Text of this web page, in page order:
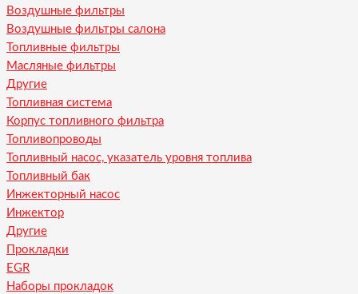
Воздушные фильтры
Воздушные фильтры салона
Топливные фильтры
Масляные фильтры
Другие
Топливная система
Корпус топливного фильтра
Топливопроводы
Топливный насос, указатель уровня топлива
Топливный бак
Инжекторный насос
Инжектор
Другие
Прокладки
EGR
Наборы прокладок